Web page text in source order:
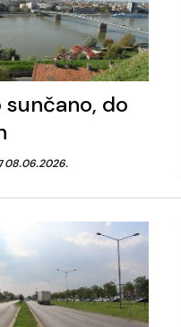
sunčano, do
08.06.2026.